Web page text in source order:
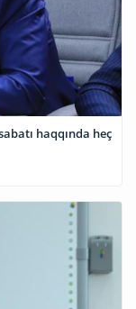
haqqında heç